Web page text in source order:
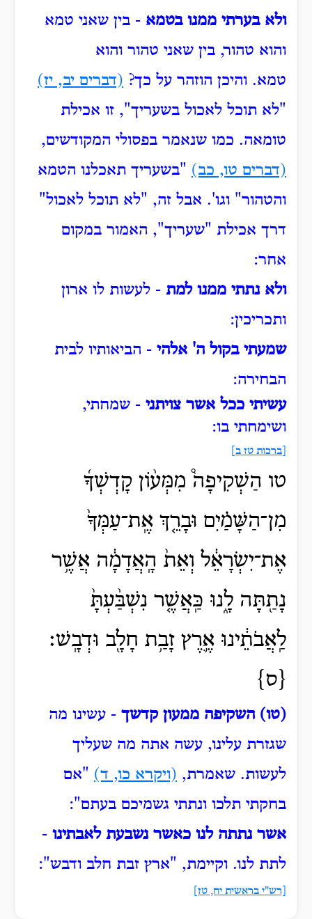
ולא בערתי ממנו בטמא - בין שאני טמא
והוא טהור, בין שאני טהור והוא
טמא. והיכן הוזהר על כך? (דברים יב, יז)
"לא תוכל לאכול בשעריך", זו אכילת
טומאה. כמו שנאמר בפסולי המקודשים,
(דברים טו, כב) "בשעריך תאכלנו הטמא
והטהור" וגו'. אבל זה, "לא תוכל לאכול"
דרך אכילת "שעריך", האמור במקום
אחר:
ולא נתתי ממנו למת - לעשות לו ארון
ותכריכין:
שמעתי בקול ה' אלהי - הביאותיו לבית
הבחירה:
עשיתי ככל אשר צויתני - שמחתי,
ושימחתי בו:
ברכות טז ב]
טו הַשְׁקִיפָה֩ מִמְּע֨וֹן קָדְשְׁךָ֜
מִן־הַשָּׁמַ֗יִם וּבָרֵ֤ךְ אֶֽת־עַמְּךָ֙
אֶת־יִשְׂרָאֵ֔ל וְאֵת֙ הָֽאֲדָמָ֔ה אֲשֶׁ֥ר
נָתַ֖תָּה לָ֑נוּ כַּֽאֲשֶׁ֤ר נִשְׁבַּ֨עְתָּ֙
לַֽאֲבֹתֵ֔ינוּ אֶ֛רֶץ זָבַ֥ת חָלָ֖ב וּדְבָֽשׁ׃
{ס}
(טו) השקיפה ממעון קדשך - עשינו מה
שגזרת עלינו, עשה אתה מה שעליך
לעשות. שאמרת, (ויקרא כו, ד) "אם
בחקתי תלכו ונתתי גשמיכם בעתם":
אשר נתתה לנו כאשר נשבעת לאבתינו -
לתת לנו. וקיימת, "ארץ זבת חלב ודבש":
[רש"י בראשית יח, טז]